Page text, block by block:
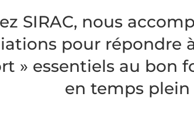
SIRAC, nous
pour répondre
» essentiels au bon
en temps